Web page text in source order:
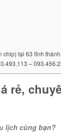
chip) tại 63 tỉnh thành
–
rẻ,
lịch cùng bạn?